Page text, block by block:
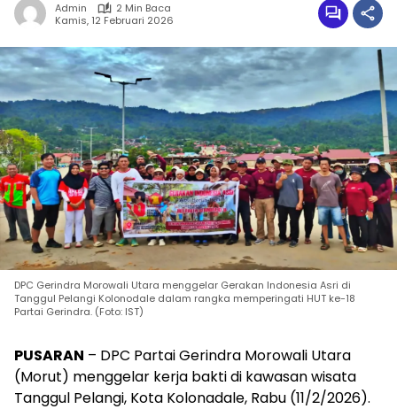
Admin
2 Min Baca
Kamis, 12 Februari 2026
DPC Gerindra Morowali Utara menggelar Gerakan Indonesia Asri di
Tanggul Pelangi Kolonodale dalam rangka memperingati HUT ke-18
Partai Gerindra. (Foto: IST)
PUSARAN – DPC Partai Gerindra Morowali Utara
(Morut) menggelar kerja bakti di kawasan wisata
Tanggul Pelangi, Kota Kolonadale, Rabu (11/2/2026).